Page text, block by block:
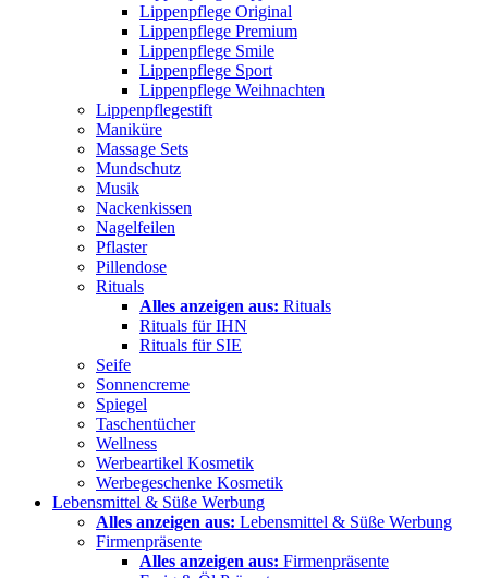
Lippenpflege Original
Lippenpflege Premium
Lippenpflege Smile
Lippenpflege Sport
Lippenpflege Weihnachten
Lippenpflegestift
Maniküre
Massage Sets
Mundschutz
Musik
Nackenkissen
Nagelfeilen
Pflaster
Pillendose
Rituals
Alles anzeigen aus: Rituals
Rituals für IHN
Rituals für SIE
Seife
Sonnencreme
Spiegel
Taschentücher
Wellness
Werbeartikel Kosmetik
Werbegeschenke Kosmetik
Lebensmittel & Süße Werbung
Alles anzeigen aus: Lebensmittel & Süße Werbung
Firmenpräsente
Alles anzeigen aus: Firmenpräsente